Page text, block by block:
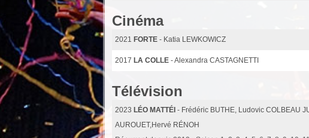
Cinéma
2021 FORTE - Katia LEWKOWICZ
2017 LA COLLE - Alexandra CASTAGNETTI
Télévision
2023 LÉO MATTÉI - Frédéric BUTHE, Ludovic COLBEAU
AUROUET,Hervé RÉNOH